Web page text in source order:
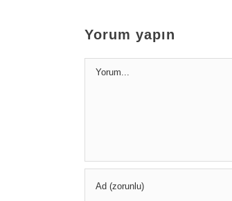
Yorum yapın